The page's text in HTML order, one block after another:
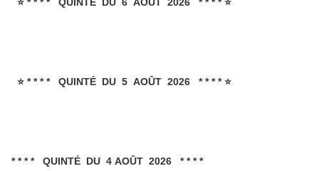
⭐ * * * * QUINTÉ DU 5 AOÛT 2026 * * * * ⭐
* * * * QUINTÉ DU 4 AOÛT 2026 * * * *